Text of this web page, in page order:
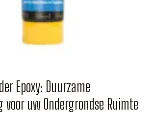
Epoxy: Duurzame
uw Ondergrondse Ruimte